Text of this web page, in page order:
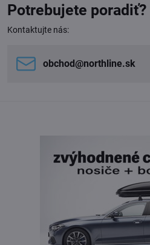
Potrebujete poradiť?
Kontaktujte nás:
obchod​@northline​.sk